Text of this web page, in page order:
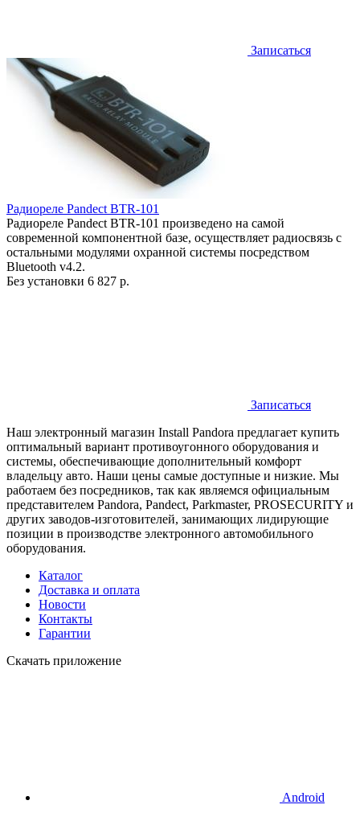
Записаться
Радиореле Pandect BTR-101
Радиореле Pandect BTR-101 произведено на самой
современной компонентной базе, осуществляет радиосвязь с
остальными модулями охранной системы посредством
Bluetooth v4.2.
Без установки 6 827 р.
Записаться
Наш электронный магазин Install Pandora предлагает купить
оптимальный вариант противоугонного оборудования и
системы, обеспечивающие дополнительный комфорт
владельцу авто. Наши цены самые доступные и низкие. Мы
работаем без посредников, так как являемся официальным
представителем Pandora, Pandect, Parkmaster, PROSECURITY и
других заводов-изготовителей, занимающих лидирующие
позиции в производстве электронного автомобильного
оборудования.
Каталог
Доставка и оплата
Новости
Контакты
Гарантии
Скачать приложение
Android